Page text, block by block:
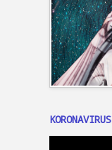
KORONAVIRUS